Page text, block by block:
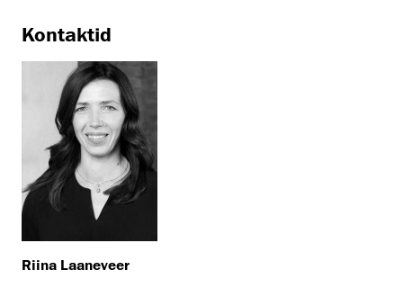
Kontaktid
Riina Laaneveer